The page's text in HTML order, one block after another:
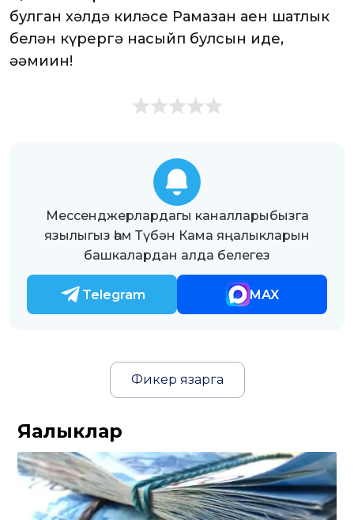
булган хәлдә киләсе Рамазан аен шатлык
белән күрергә насыйп булсын иде,
әәмиин!
Мессенджерлардагы каналларыбызга
язылыгыз һәм Түбән Кама яңалыкларын
башкалардан алда белегез
Telegram MAX
Фикер язарга
Яңалыклар